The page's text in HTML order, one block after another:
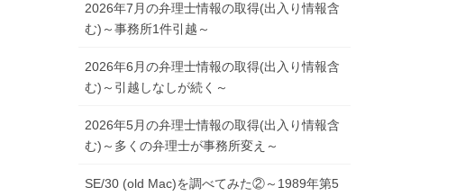
2026年7月の弁理士情報の取得(出入り情報含
む)～事務所1件引越～
2026年6月の弁理士情報の取得(出入り情報含
む)～引越しなしが続く～
2026年5月の弁理士情報の取得(出入り情報含
む)～多くの弁理士が事務所変え～
SE/30 (old Mac)を調べてみた②～1989年第5